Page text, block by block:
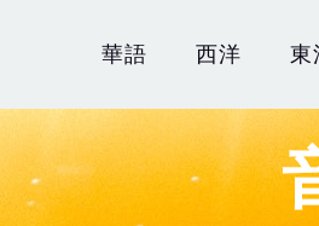
華語 西洋 東